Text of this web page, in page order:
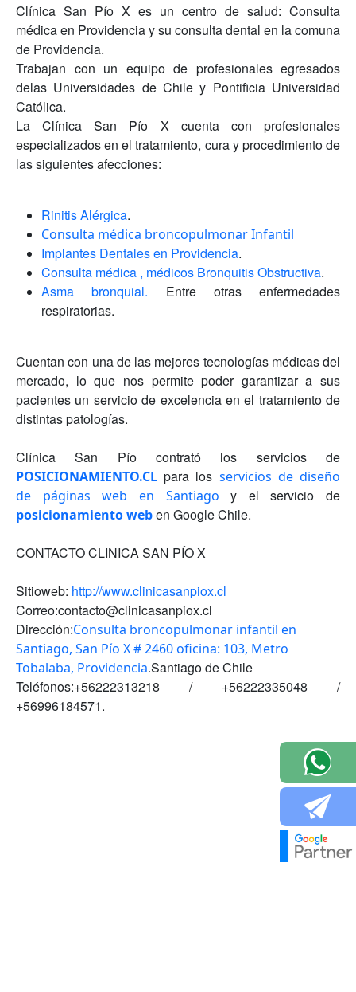
Clínica San Pío X es un centro de salud: Consulta
médica en Providencia y su consulta dental en la comuna
de Providencia.
Trabajan con un equipo de profesionales egresados
delas Universidades de Chile y Pontificia Universidad
Católica.
La Clínica San Pío X cuenta con profesionales
especializados en el tratamiento, cura y procedimiento de
las siguientes afecciones:
Rinitis Alérgica.
Consulta médica broncopulmonar Infantil
Implantes Dentales en Providencia.
Consulta médica , médicos Bronquitis Obstructiva.
Asma bronquial. Entre otras enfermedades
respiratorias.
Cuentan con una de las mejores tecnologías médicas del
mercado, lo que nos permite poder garantizar a sus
pacientes un servicio de excelencia en el tratamiento de
distintas patologías.
Clínica San Pío contrató los servicios de
POSICIONAMIENTO.CLpara los servicios de diseño
de páginas web en Santiago y el servicio de
posicionamiento weben Google Chile.
CONTACTO CLINICA SAN PÍO X
Sitioweb: http://www.clinicasanpiox.cl
Correo:contacto@clinicasanpiox.cl
Dirección:Consulta broncopulmonar infantil en
Santiago, San Pío X # 2460 oficina: 103, Metro
Tobalaba, Providencia.Santiago de Chile
Teléfonos:+56222313218 / +56222335048 /
+56996184571.